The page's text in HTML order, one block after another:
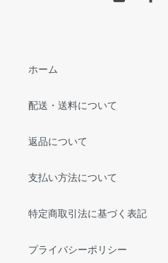
ホーム
配送・送料について
返品について
支払い方法について
特定商取引法に基づく表記
プライバシーポリシー